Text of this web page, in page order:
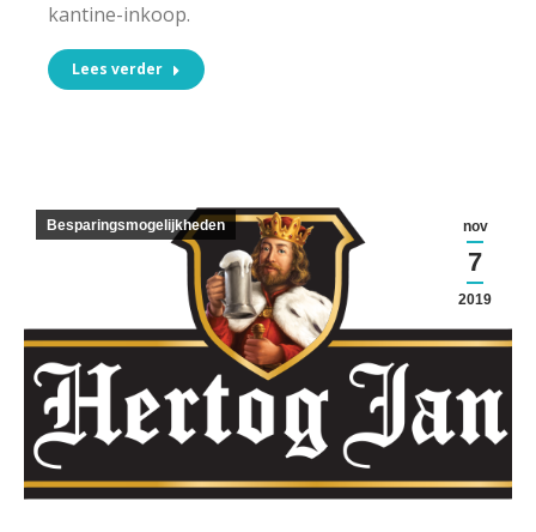
kantine-inkoop.
Lees verder
nov
7
2019
Besparingsmogelijkheden